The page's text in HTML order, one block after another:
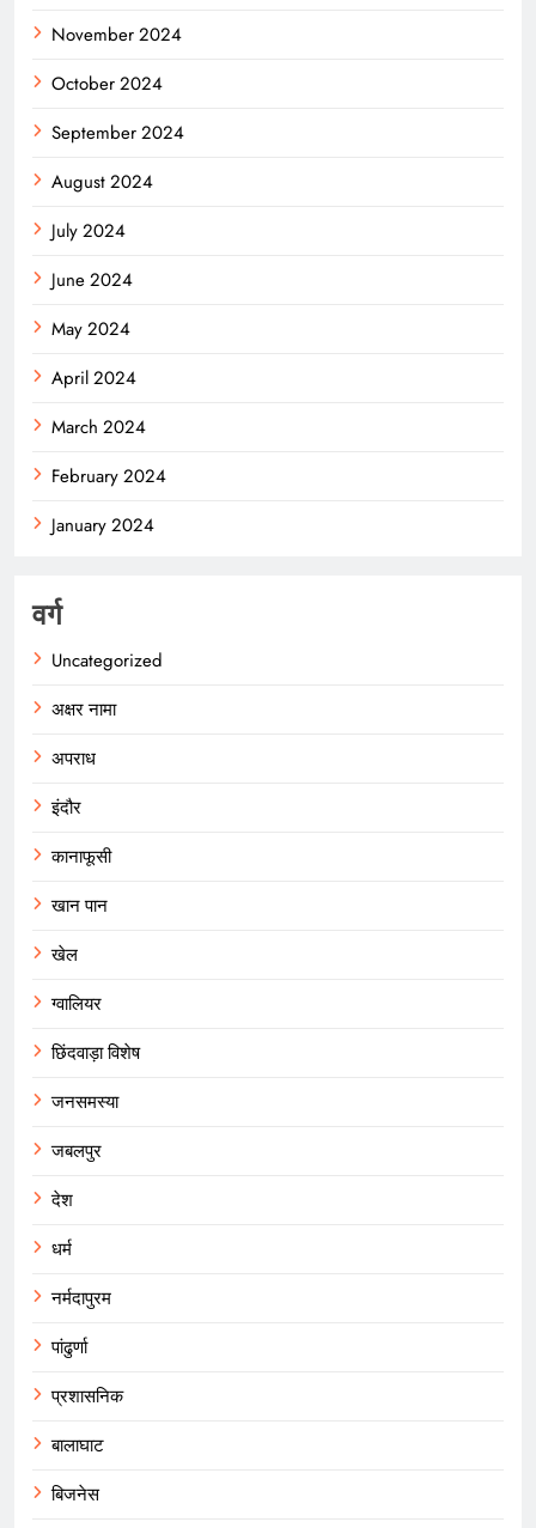
November 2024
October 2024
September 2024
August 2024
July 2024
June 2024
May 2024
April 2024
March 2024
February 2024
January 2024
वर्ग
Uncategorized
अक्षर नामा
अपराध
इंदौर
कानाफूसी
खान पान
खेल
ग्वालियर
छिंदवाड़ा विशेष
जनसमस्या
जबलपुर
देश
धर्म
नर्मदापुरम
पांढुर्णा
प्रशासनिक
बालाघाट
बिजनेस